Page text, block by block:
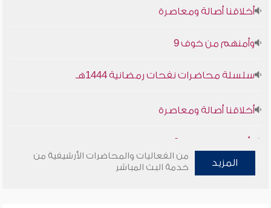
سلسلة محاضرات نفحات رمضانية 1444هـ
المزيد
من الفعاليات والمحاضرات الأرشيفية من
خدمة البث المباشر